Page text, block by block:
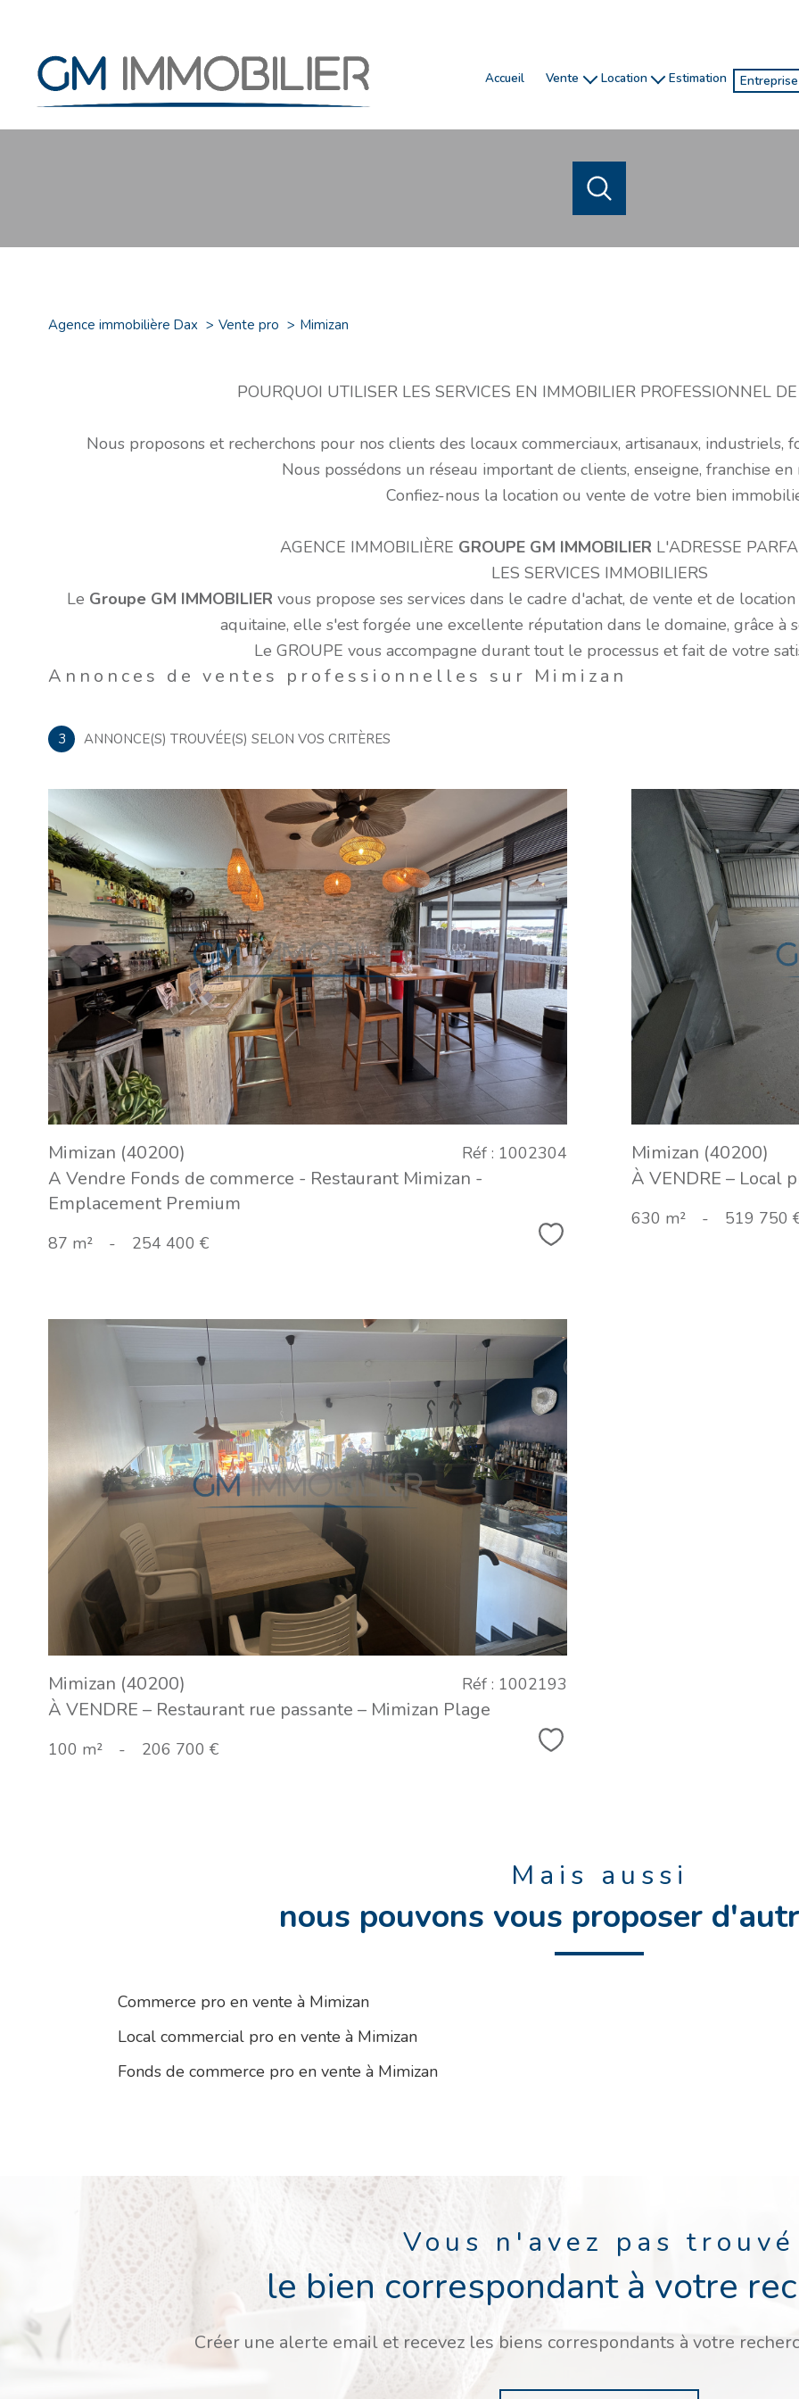
accueil vente
chasseur immobilier
location estimation
Agence immobilière Dax Vente pro Mimizan
POURQUOI UTILISER LES SERVICES EN IMMOBILIER PROFESSIONNEL DE
Nous proposons et recherchons pour nos clients des locaux commerciaux, artisanaux, industriels,
Nous possédons un réseau important de clients, enseigne, franchise en
Confiez-nous la location ou vente de votre bien
AGENCE IMMOBILIÈRE GROUPE GM IMMOBILIER L'ADRESSE
LES SERVICES IMMOBILIERS
Le Groupe GM IMMOBILIER vous propose ses services dans le cadre d'achat, de vente et de
aquitaine, elle s'est forgée une excellente réputation dans le domaine, grâce à
Le GROUPE vous accompagne durant tout le processus et fait de votre
Annonces de ventes professionnelles sur Mimizan
3 ANNONCE(S) TROUVÉE(S) SELON VOS CRITÈRES
VOIR LE
BIEN
Mimizan (40200)
A Vendre Fonds de commerce - Restaurant Mimizan -
Emplacement Premium
Réf : 1002304
87 m² - 254 400 € Sélectionner
Mimizan (40200)
À VENDRE – Local
630 m² - 519 750
VOIR LE
BIEN
Mimizan (40200)
À VENDRE – Restaurant rue passante – Mimizan Plage
Réf : 1002193
100 m² - 206 700 € Sélectionner
Mais aussi
nous pouvons vous proposer
Commerce pro en vente à Mimizan
Local commercial pro en vente à Mimizan
Fonds de commerce pro en vente à Mimizan
Vous n'avez pas trouvé
le bien correspondant à votre
Créer une alerte email et recevez les biens correspondants à votre